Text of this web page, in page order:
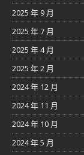
2025 年 9 月
2025 年 7 月
2025 年 4 月
2025 年 2 月
2024 年 12 月
2024 年 11 月
2024 年 10 月
2024 年 5 月